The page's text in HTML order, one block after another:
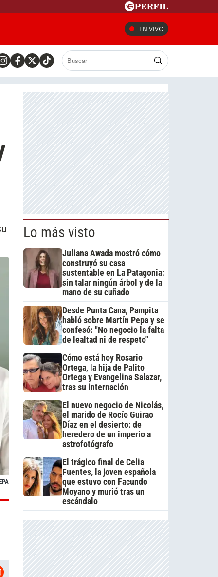
EN VIVO
Lo más visto
Juliana Awada mostró cómo
construyó su casa
sustentable en La Patagonia:
sin talar ningún árbol y de la
mano de su cuñado
Desde Punta Cana, Pampita
habló sobre Martín Pepa y se
confesó: "No negocio la falta
de lealtad ni de respeto"
Cómo está hoy Rosario
Ortega, la hija de Palito
Ortega y Evangelina Salazar,
tras su internación
El nuevo negocio de Nicolás,
el marido de Rocío Guirao
Díaz en el desierto: de
heredero de un imperio a
astrofotógrafo
El trágico final de Celia
Fuentes, la joven española
que estuvo con Facundo
Moyano y murió tras un
escándalo